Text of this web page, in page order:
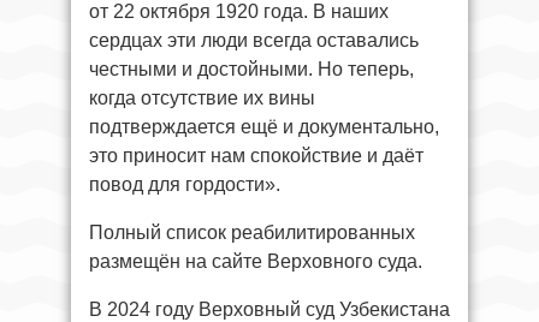
от 22 октября 1920 года. В наших
сердцах эти люди всегда оставались
честными и достойными. Но теперь,
когда отсутствие их вины
подтверждается ещё и документально,
это приносит нам спокойствие и даёт
повод для гордости».
Полный список реабилитированных
размещён на сайте Верховного суда.
В 2024 году Верховный суд Узбекистана